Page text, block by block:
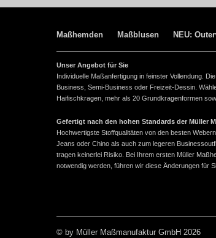
Maßhemden Maßblusen NEU:
Unser Angebot für Sie
Individuelle Maßanfertigung in feinster Vollendung.
Business, Semi-Business oder Freizeit-Dessin.
Haifischkragen, mehr als 20 Grundkragenformen
Gefertigt nach den hohen Standards der Müller
Hochwertigste Stoffqualitäten von den besten
Jeans oder Chino als auch zum legeren
tragen keinerlei Risiko. Bei Ihrem ersten Müller
notwendig werden, führen wir diese Änderungen für
© by Müller Maßmanufaktur GmbH 2026